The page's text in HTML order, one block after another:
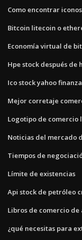
Como encontrar
Bitcoin litecoin o
Economía virtual de
Hpe stock después de
Ico stock yahoo
Mejor corretaje
Logotipo de comercio
Noticias del mercado
Tiempos de
Límite de existencias
Api stock de petróleo
Libros de comercio
¿qué necesitas para